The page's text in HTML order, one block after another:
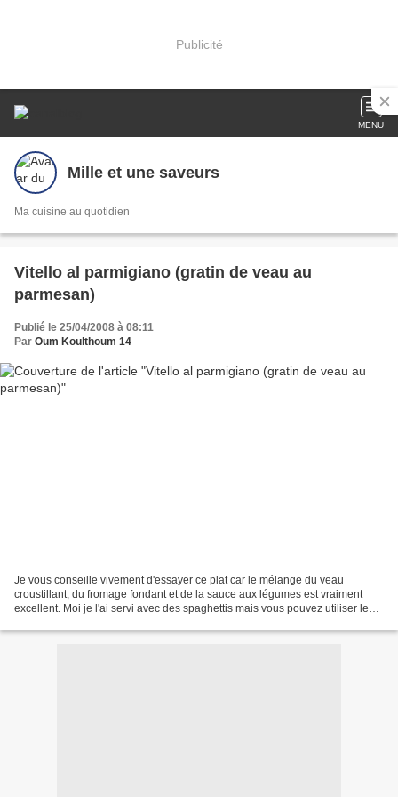
Publicité
MENU
Mille et une saveurs
Ma cuisine au quotidien
Vitello al parmigiano (gratin de veau au
parmesan)
Publié le 25/04/2008 à 08:11
Par Oum Koulthoum 14
Je vous conseille vivement d'essayer ce plat car le mélange du veau
croustillant, du fromage fondant et de la sauce aux légumes est vraiment
excellent. Moi je l'ai servi avec des spaghettis mais vous pouvez utiliser les